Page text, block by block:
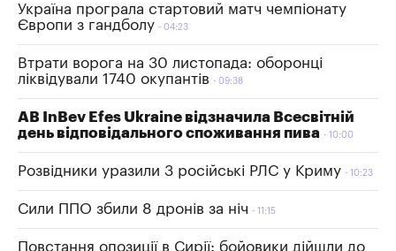
Україна програла стартовий матч чемпіонату
Європи з гандболу
04:23
Втрати ворога на 30 листопада: оборонці
ліквідували 1740 окупантів
09:38
AB InBev Efes Ukraine відзначила Всесвітній
день відповідального споживання пива
10:00
Розвідники уразили 3 російські РЛС у Криму 10:23
Сили ППО збили 8 дронів за ніч 11:15
Повстання опозиції в Сирії: бойовики дійшли до